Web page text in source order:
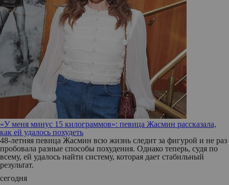
«У меня минус 15 килограммов»: певица Жасмин рассказала,
как ей удалось похудеть
48-летняя певица Жасмин всю жизнь следит за фигурой и не раз
пробовала разные способы похудения. Однако теперь, судя по
всему, ей удалось найти систему, которая дает стабильный
результат.
сегодня